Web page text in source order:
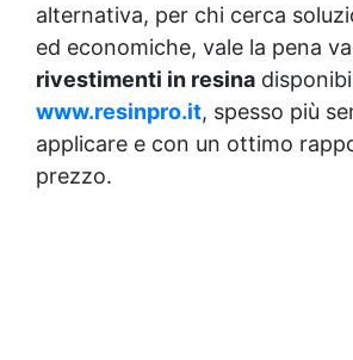
alternativa, per chi cerca
ed economiche, vale la pena
rivestimenti in resina
www.resinpro.it, spesso più
applicare e con un ottimo
prezzo.